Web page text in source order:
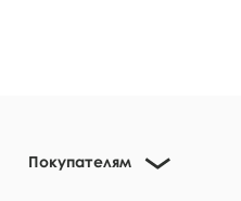
Покупателям